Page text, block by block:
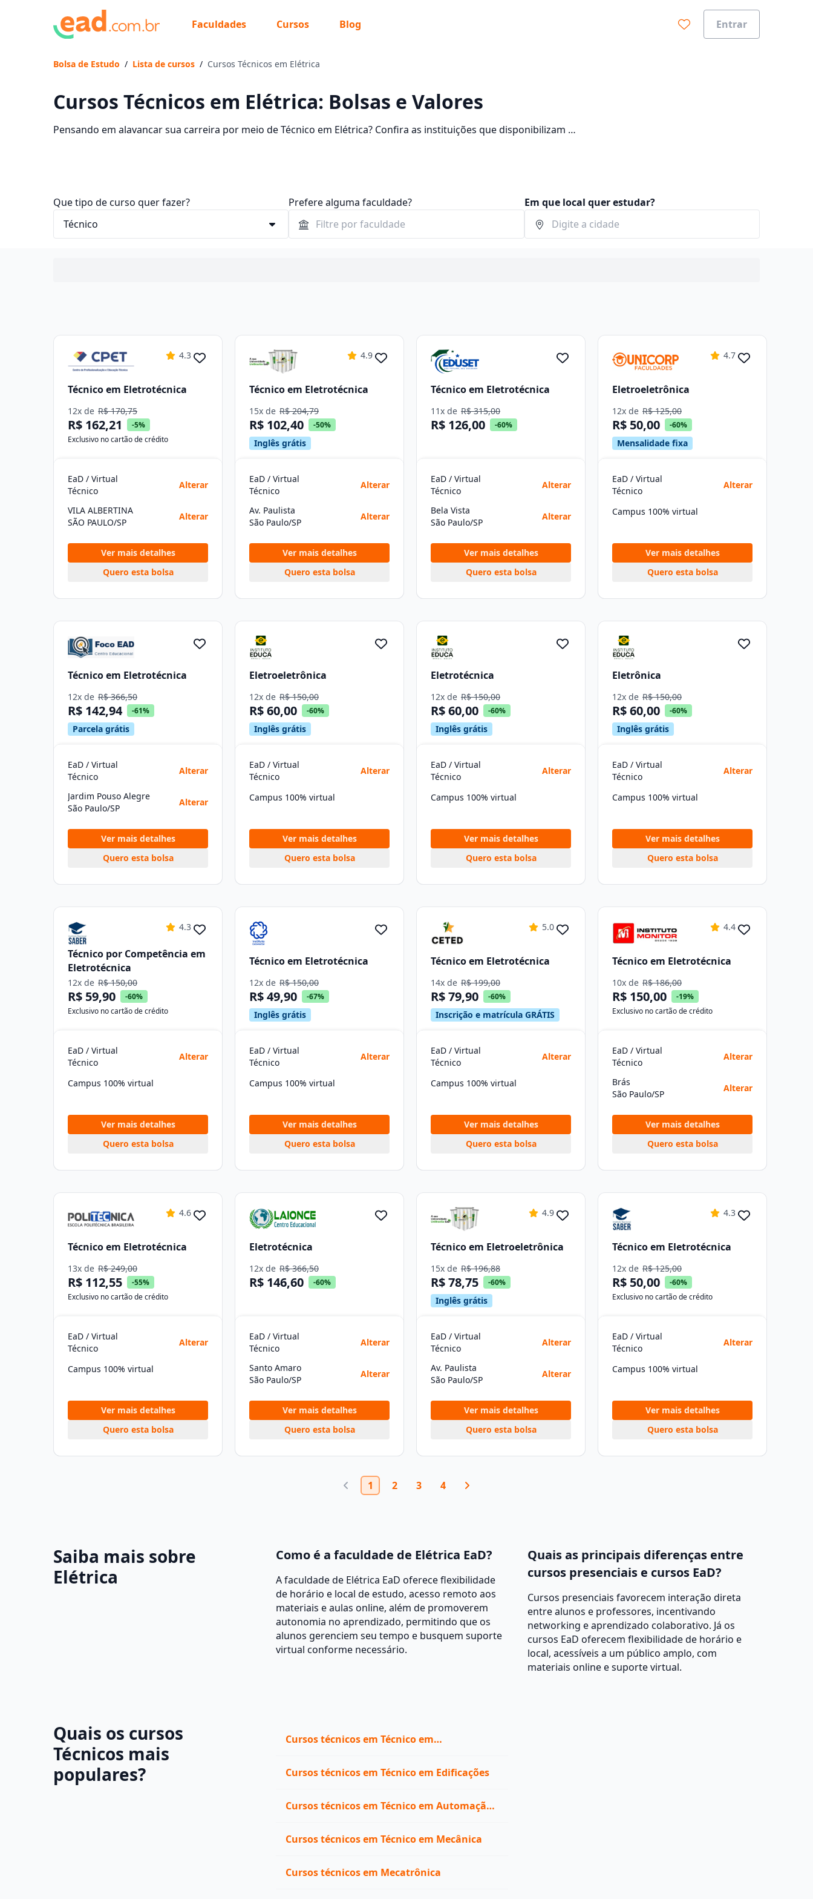
Faculdades Cursos Blog Entrar
Bolsa de Estudo / Lista de cursos / Cursos Técnicos em Elétrica
Cursos Técnicos em Elétrica: Bolsas e Valores
Pensando em alavancar sua carreira por meio de Técnico em Elétrica? Confira as instituições que disponibilizam o
Que tipo de curso quer fazer? Prefere alguma faculdade? Em que local quer estudar?
4.3
Técnico em Eletrotécnica
12x de R$ 170,75
R$ 162,21
-5%
Exclusivo no cartão de crédito
EaD / Virtual
Técnico
Alterar
VILA ALBERTINA
SÃO PAULO/SP
Alterar
Ver mais detalhes
Quero esta bolsa
4.9
Técnico em Eletrotécnica
15x de R$ 204,79
R$ 102,40 -50%
Inglês grátis
EaD / Virtual
Técnico
Alterar
Av. Paulista
São Paulo/SP
Alterar
Ver mais detalhes
Quero esta bolsa
Técnico em Eletrotécnica
11x de R$ 315,00
R$ 126,00 -60%
EaD / Virtual
Técnico
Alterar
Bela Vista
São Paulo/SP
Alterar
Ver mais detalhes
Quero esta bolsa
4.7
Eletroeletrônica
12x de R$ 125,00
R$ 50,00 -60%
Mensalidade fixa
EaD / Virtual
Técnico
Alterar
Campus 100% virtual
Ver mais detalhes
Quero esta bolsa
Técnico em Eletrotécnica
12x de R$ 366,50
R$ 142,94 -61%
Parcela grátis
EaD / Virtual
Técnico
Alterar
Jardim Pouso Alegre
São Paulo/SP
Alterar
Ver mais detalhes
Quero esta bolsa
Eletroeletrônica
12x de R$ 150,00
R$ 60,00 -60%
Inglês grátis
EaD / Virtual
Técnico
Alterar
Campus 100% virtual
Ver mais detalhes
Quero esta bolsa
Eletrotécnica
12x de R$ 150,00
R$ 60,00 -60%
Inglês grátis
EaD / Virtual
Técnico
Alterar
Campus 100% virtual
Ver mais detalhes
Quero esta bolsa
Eletrônica
12x de R$ 150,00
R$ 60,00 -60%
Inglês grátis
EaD / Virtual
Técnico
Alterar
Campus 100% virtual
Ver mais detalhes
Quero esta bolsa
4.3
Técnico por Competência em
Eletrotécnica
12x de R$ 150,00
R$ 59,90
-60%
Exclusivo no cartão de crédito
EaD / Virtual
Técnico
Alterar
Campus 100% virtual
Ver mais detalhes
Quero esta bolsa
Técnico em Eletrotécnica
12x de R$ 150,00
R$ 49,90 -67%
Inglês grátis
EaD / Virtual
Técnico
Alterar
Campus 100% virtual
Ver mais detalhes
Quero esta bolsa
5.0
Técnico em Eletrotécnica
14x de R$ 199,00
R$ 79,90 -60%
Inscrição e matrícula GRÁTIS
EaD / Virtual
Técnico
Alterar
Campus 100% virtual
Ver mais detalhes
Quero esta bolsa
4.4
Técnico em Eletrotécnica
10x de R$ 186,00
R$ 150,00
-19%
Exclusivo no cartão de crédito
EaD / Virtual
Técnico
Alterar
Brás
São Paulo/SP
Alterar
Ver mais detalhes
Quero esta bolsa
4.6
Técnico em Eletrotécnica
13x de R$ 249,00
R$ 112,55
-55%
Exclusivo no cartão de crédito
EaD / Virtual
Técnico
Alterar
Campus 100% virtual
Ver mais detalhes
Quero esta bolsa
Eletrotécnica
12x de R$ 366,50
R$ 146,60 -60%
EaD / Virtual
Técnico
Alterar
Santo Amaro
São Paulo/SP
Alterar
Ver mais detalhes
Quero esta bolsa
4.9
Técnico em Eletroeletrônica
15x de R$ 196,88
R$ 78,75 -60%
Inglês grátis
EaD / Virtual
Técnico
Alterar
Av. Paulista
São Paulo/SP
Alterar
Ver mais detalhes
Quero esta bolsa
4.3
Técnico em Eletrotécnica
12x de R$ 125,00
R$ 50,00
-60%
Exclusivo no cartão de crédito
EaD / Virtual
Técnico
Alterar
Campus 100% virtual
Ver mais detalhes
Quero esta bolsa
1 2 3 4
Saiba mais sobre
Elétrica
Como é a faculdade de Elétrica EaD?
A faculdade de Elétrica EaD oferece flexibilidade
de horário e local de estudo, acesso remoto aos
materiais e aulas online, além de promoverem
autonomia no aprendizado, permitindo que os
alunos gerenciem seu tempo e busquem suporte
virtual conforme necessário.
Quais as principais diferenças entre
cursos presenciais e cursos EaD?
Cursos presenciais favorecem interação direta
entre alunos e professores, incentivando
networking e aprendizado colaborativo. Já os
cursos EaD oferecem flexibilidade de horário e
local, acessíveis a um público amplo, com
materiais online e suporte virtual.
Quais os cursos
Técnicos mais
populares?
Cursos técnicos em Técnico em
Cursos técnicos em Técnico em Edificações
Cursos técnicos em Técnico em Automação
Cursos técnicos em Técnico em Mecânica
Cursos técnicos em Mecatrônica